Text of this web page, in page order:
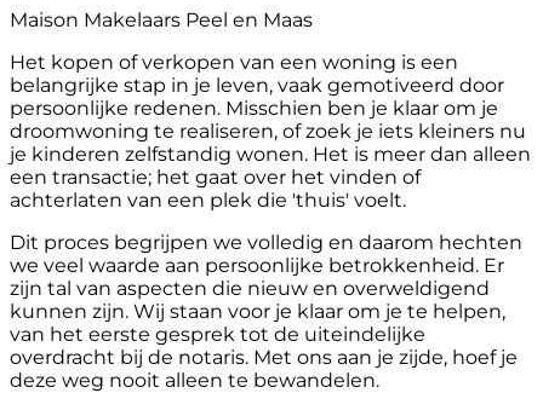
Maison Makelaars Peel en Maas
Het kopen of verkopen van een woning is een
belangrijke stap in je leven, vaak gemotiveerd door
persoonlijke redenen. Misschien ben je klaar om je
droomwoning te realiseren, of zoek je iets kleiners nu
je kinderen zelfstandig wonen. Het is meer dan alleen
een transactie; het gaat over het vinden of
achterlaten van een plek die 'thuis' voelt.
Dit proces begrijpen we volledig en daarom hechten
we veel waarde aan persoonlijke betrokkenheid. Er
zijn tal van aspecten die nieuw en overweldigend
kunnen zijn. Wij staan voor je klaar om je te helpen,
van het eerste gesprek tot de uiteindelijke
overdracht bij de notaris. Met ons aan je zijde, hoef je
deze weg nooit alleen te bewandelen.